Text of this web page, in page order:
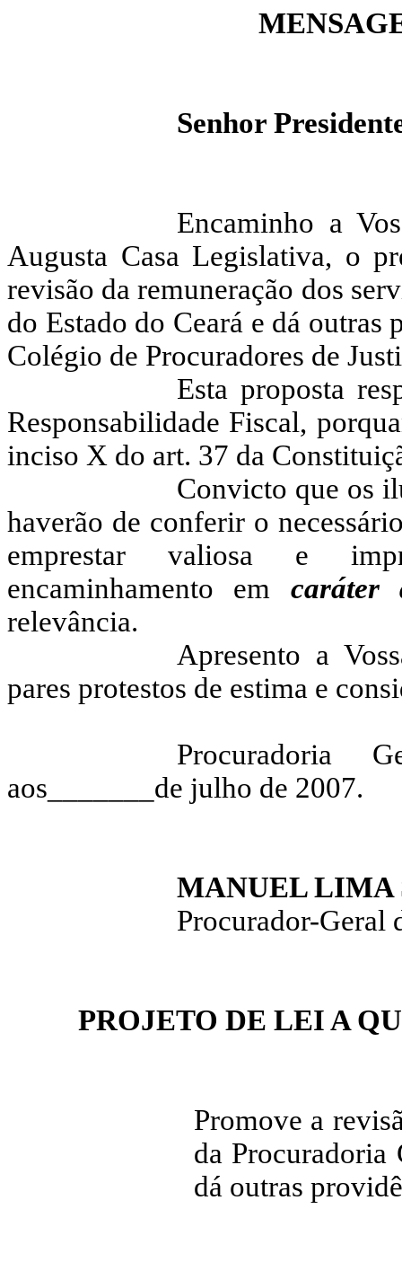
Senhor
Encaminho a
Augusta Casa Legislativa, o
revisão da remuneração dos
do Estado do Ceará e dá outras
Colégio de Procuradores de
Esta proposta
Responsabilidade Fiscal,
inciso X do art. 37 da
Convicto que os
haverão de conferir o
emprestar valiosa e
encaminhamento em caráter
relevância.
Apresento a
pares protestos de estima e
Procuradoria
aos_______de julho de 2007.
MANUEL LIMA
Procurador-Geral
PROJETO DE LEI A
Promove a
da Procuradoria
dá outras